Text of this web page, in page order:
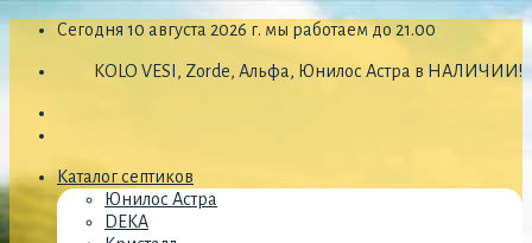
Skip
content
Сегодня 10 августа 2026 г. мы работаем до 21.00
KOLO VESI, Zorde, Альфа, Юнилос Астра в НАЛИЧИИ!
Каталог септиков
Юнилос Астра
DEKA